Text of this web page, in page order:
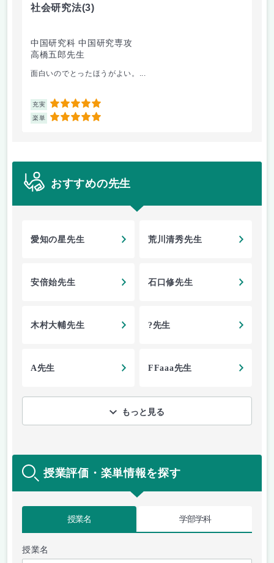
社会研究法(3)
中国研究科 中国研究専攻
高橋五郎先生
面白いのでとったほうがよい。...
充実 5
楽単 5
おすすめの先生
愛知の星先生 荒川清秀先生
安倍始先生 石口修先生
木村大輔先生 ?先生
A先生 FFaaa先生
もっと見る
授業評価・楽単情報を探す
授業名 学部学科
授業名